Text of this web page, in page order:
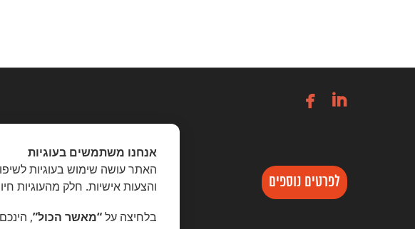
 
לפרטים נוספים
אנחנו משתמשים בעוגיות
האתר עושה שימוש בעוגיות
והצעות אישיות. חלק מהעוגיות
בלחיצה על“מאשר הכול”,